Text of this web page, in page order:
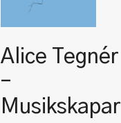
Alice Tegnér
–
Musikskapar